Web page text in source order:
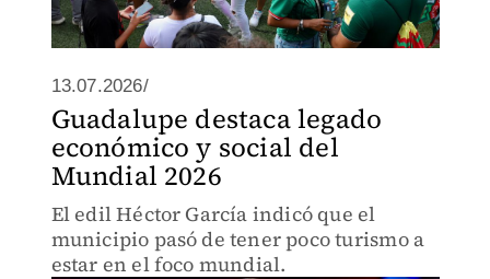
13.07.2026/
Guadalupe destaca legado
económico y social del
Mundial 2026
El edil Héctor García indicó que el
municipio pasó de tener poco turismo a
estar en el foco mundial.